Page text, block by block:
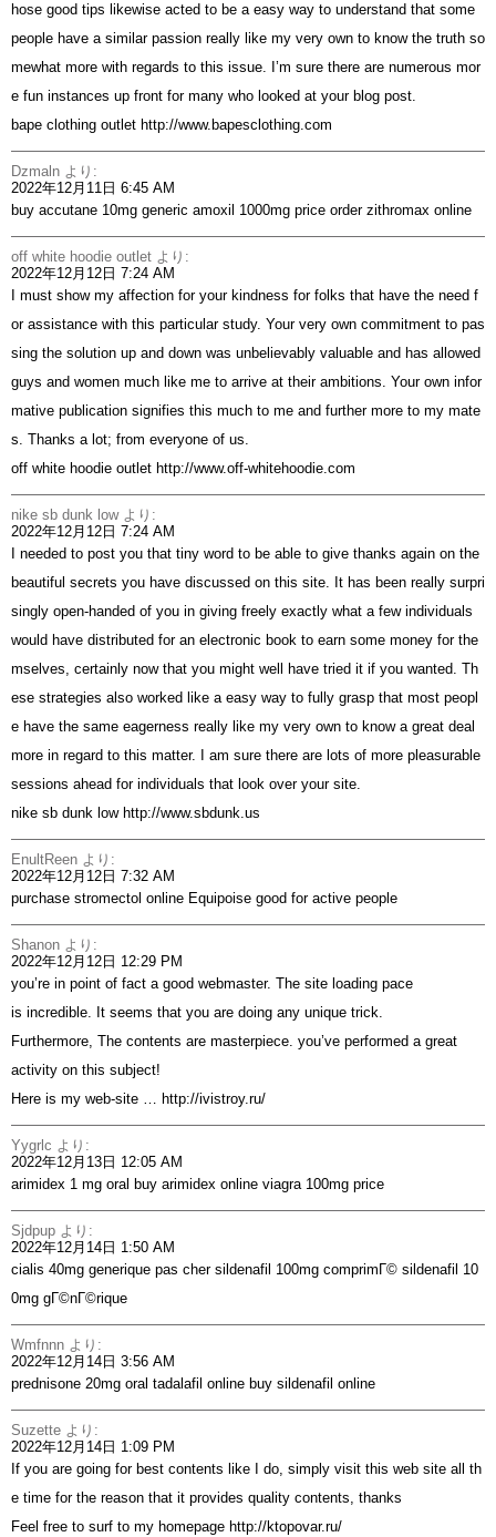
hose good tips likewise acted to be a easy way to understand that some
people have a similar passion really like my very own to know the truth so
mewhat more with regards to this issue. I’m sure there are numerous mor
e fun instances up front for many who looked at your blog post.
bape clothing outlet http://www.bapesclothing.com
Dzmaln より:
2022年12月11日 6:45 AM
buy accutane 10mg generic amoxil 1000mg price order zithromax online
off white hoodie outlet より:
2022年12月12日 7:24 AM
I must show my affection for your kindness for folks that have the need f
or assistance with this particular study. Your very own commitment to pas
sing the solution up and down was unbelievably valuable and has allowed
guys and women much like me to arrive at their ambitions. Your own infor
mative publication signifies this much to me and further more to my mate
s. Thanks a lot; from everyone of us.
off white hoodie outlet http://www.off-whitehoodie.com
nike sb dunk low より:
2022年12月12日 7:24 AM
I needed to post you that tiny word to be able to give thanks again on the
beautiful secrets you have discussed on this site. It has been really surpri
singly open-handed of you in giving freely exactly what a few individuals
would have distributed for an electronic book to earn some money for the
mselves, certainly now that you might well have tried it if you wanted. Th
ese strategies also worked like a easy way to fully grasp that most peopl
e have the same eagerness really like my very own to know a great deal
more in regard to this matter. I am sure there are lots of more pleasurable
sessions ahead for individuals that look over your site.
nike sb dunk low http://www.sbdunk.us
EnultReen より:
2022年12月12日 7:32 AM
purchase stromectol online Equipoise good for active people
Shanon より:
2022年12月12日 12:29 PM
you’re in point of fact a good webmaster. The site loading pace
is incredible. It seems that you are doing any unique trick.
Furthermore, The contents are masterpiece. you’ve performed a great
activity on this subject!
Here is my web-site … http://ivistroy.ru/
Yygrlc より:
2022年12月13日 12:05 AM
arimidex 1 mg oral buy arimidex online viagra 100mg price
Sjdpup より:
2022年12月14日 1:50 AM
cialis 40mg generique pas cher sildenafil 100mg comprimГ© sildenafil 10
0mg gГ©nГ©rique
Wmfnnn より:
2022年12月14日 3:56 AM
prednisone 20mg oral tadalafil online buy sildenafil online
Suzette より:
2022年12月14日 1:09 PM
If you are going for best contents like I do, simply visit this web site all th
e time for the reason that it provides quality contents, thanks
Feel free to surf to my homepage http://ktopovar.ru/